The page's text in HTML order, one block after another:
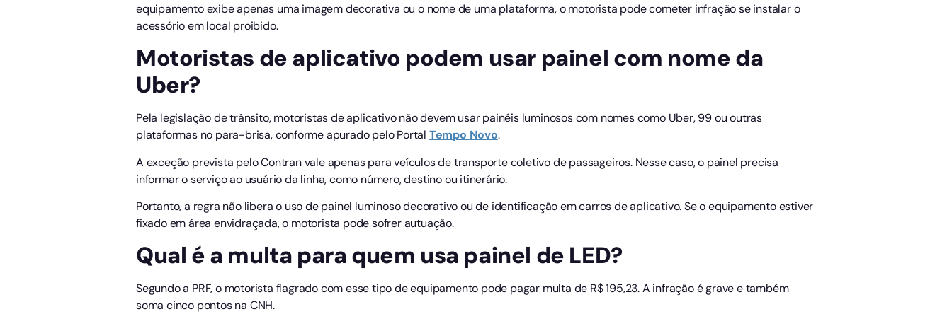
equipamento exibe apenas uma imagem decorativa ou o nome de uma plataforma, o motorista pode cometer infração se instalar o
acessório em local proibido.
Motoristas de aplicativo podem usar painel com nome da
Uber?
Pela legislação de trânsito, motoristas de aplicativo não devem usar painéis luminosos com nomes como Uber, 99 ou outras
plataformas no para-brisa, conforme apurado pelo Portal Tempo Novo.
A exceção prevista pelo Contran vale apenas para veículos de transporte coletivo de passageiros. Nesse caso, o painel precisa
informar o serviço ao usuário da linha, como número, destino ou itinerário.
Portanto, a regra não libera o uso de painel luminoso decorativo ou de identificação em carros de aplicativo. Se o equipamento estiver
fixado em área envidraçada, o motorista pode sofrer autuação.
Qual é a multa para quem usa painel de LED?
Segundo a PRF, o motorista flagrado com esse tipo de equipamento pode pagar multa de R$ 195,23. A infração é grave e também
soma cinco pontos na CNH.